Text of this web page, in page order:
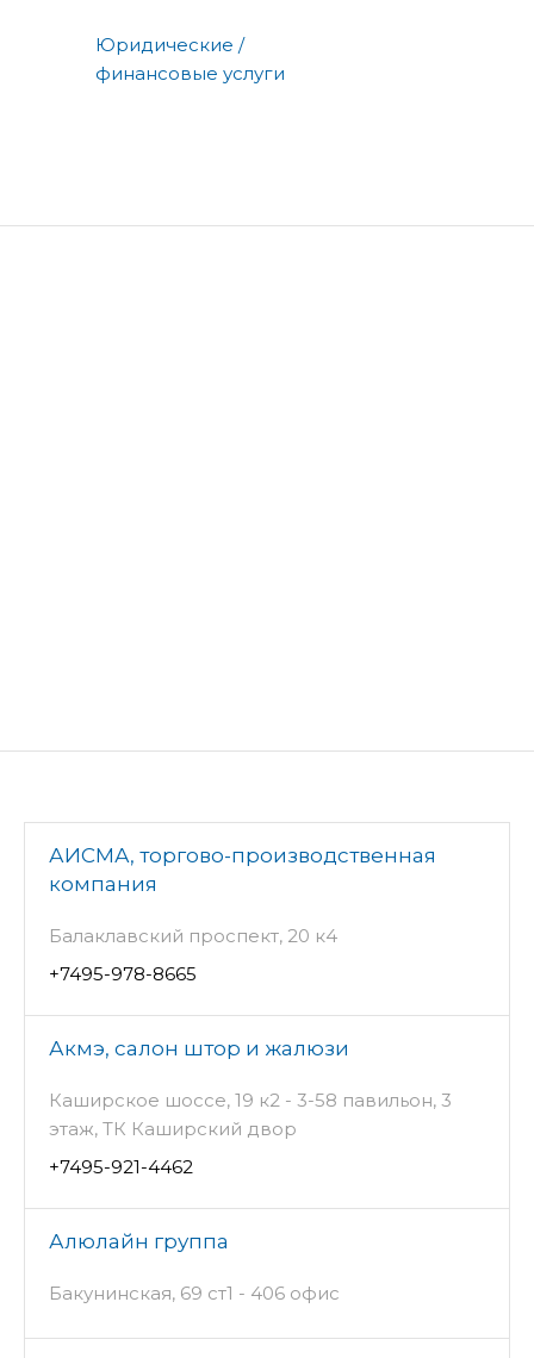
Юридические /
финансовые услуги
АИСМА, торгово-производственная
компания
Балаклавский проспект, 20 к4
+7495-978-8665
Акмэ, салон штор и жалюзи
Каширское шоссе, 19 к2 - 3-58 павильон, 3
этаж, ТК Каширский двор
+7495-921-4462
Алюлайн группа
Бакунинская, 69 ст1 - 406 офис